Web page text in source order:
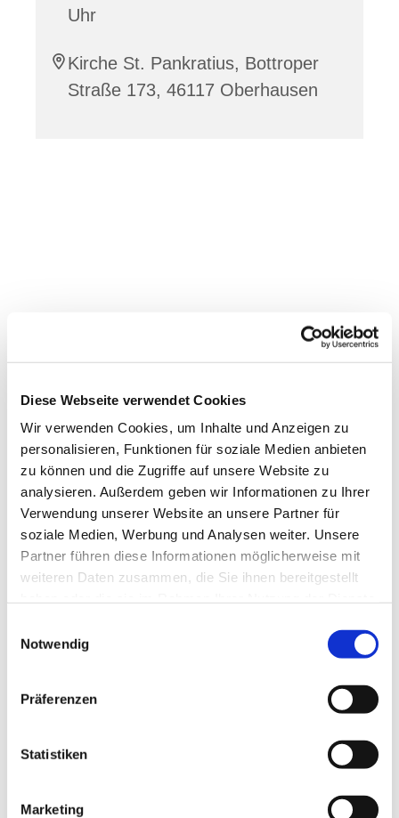
Diese Webseite verwendet Cookies
Wir verwenden Cookies, um Inhalte und Anzeigen zu
personalisieren, Funktionen für soziale Medien anbieten
zu können und die Zugriffe auf unsere Website zu
analysieren. Außerdem geben wir Informationen zu Ihrer
Verwendung unserer Website an unsere Partner für
soziale Medien, Werbung und Analysen weiter. Unsere
Partner führen diese Informationen möglicherweise mit
weiteren Daten zusammen, die Sie ihnen bereitgestellt
Notwendig
Präferenzen
Statistiken
Marketing
Uhr
Kirche St. Pankratius, Bottroper
Straße 173, 46117 Oberhausen
Dies könnte Sie auch
interessieren